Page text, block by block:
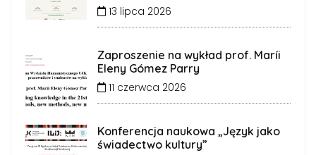
13 lipca 2026
Zaproszenie na wykład prof. Maríi
Eleny Gómez Parry
11 czerwca 2026
Konferencja naukowa „Język jako
świadectwo kultury”